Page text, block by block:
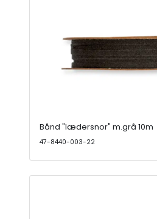
Bånd "lædersnor" m.grå 10m
47-8440-003-22